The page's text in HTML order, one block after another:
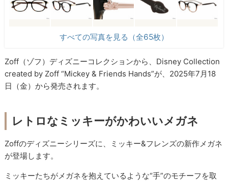
すべての写真を見る（全65枚）
Zoff（ゾフ）ディズニーコレクションから、Disney Collection
created by Zoff “Mickey & Friends Hands”が、2025年7月18
日（金）から発売されます。
レトロなミッキーがかわいいメガネ
Zoffのディズニーシリーズに、ミッキー&フレンズの新作メガネ
が登場します。
ミッキーたちがメガネを抱えているような“手”のモチーフを取